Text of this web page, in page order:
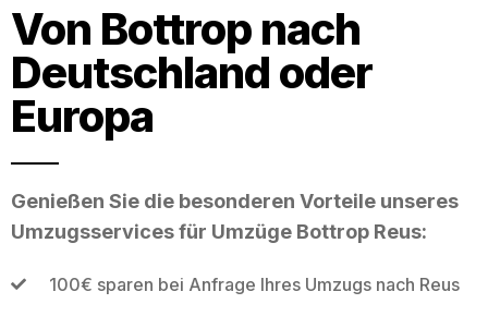
Von Bottrop nach
Deutschland oder
Europa
Genießen Sie die besonderen Vorteile unseres
Umzugsservices für Umzüge Bottrop Reus:
100€ sparen bei Anfrage Ihres Umzugs nach Reus